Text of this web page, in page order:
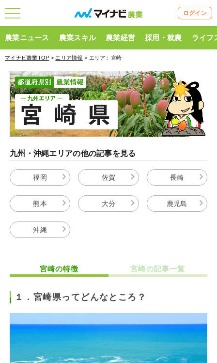
ログイン
農業ニュース 農業スキル 農業経営 採用・就農 ライフ
マイナビ農業TOP > エリア情報 > エリア：宮崎
九州・沖縄エリアの他の記事を見る
福岡 佐賀 長崎
熊本 大分 鹿児島
沖縄
宮崎の特徴 宮崎の記事一覧
１．宮崎県ってどんなところ？